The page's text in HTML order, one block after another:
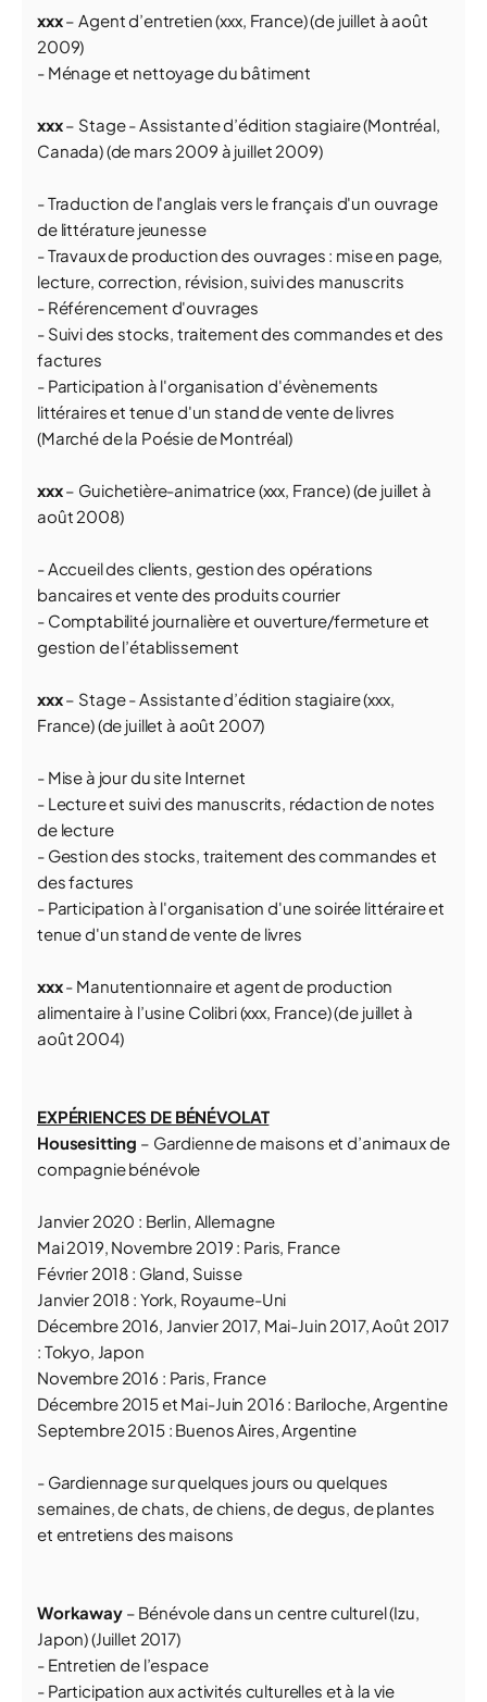
xxx– Agent d’entretien (xxx, France) (de juillet à août
2009)
- Ménage et nettoyage du bâtiment
xxx– Stage - Assistante d’édition stagiaire (Montréal,
Canada) (de mars 2009 à juillet 2009)
- Traduction de l'anglais vers le français d'un ouvrage
de littérature jeunesse
- Travaux de production des ouvrages : mise en page,
lecture, correction, révision, suivi des manuscrits
- Référencement d'ouvrages
- Suivi des stocks, traitement des commandes et des
factures
- Participation à l'organisation d'évènements
littéraires et tenue d'un stand de vente de livres
(Marché de la Poésie de Montréal)
xxx– Guichetière-animatrice (xxx, France) (de juillet à
août 2008)
- Accueil des clients, gestion des opérations
bancaires et vente des produits courrier
- Comptabilité journalière et ouverture/fermeture et
gestion de l’établissement
xxx– Stage - Assistante d’édition stagiaire (xxx,
France) (de juillet à août 2007)
- Mise à jour du site Internet
- Lecture et suivi des manuscrits, rédaction de notes
de lecture
- Gestion des stocks, traitement des commandes et
des factures
- Participation à l'organisation d'une soirée littéraire et
tenue d'un stand de vente de livres
xxx- Manutentionnaire et agent de production
alimentaire à l’usine Colibri (xxx, France) (de juillet à
août 2004)
EXPÉRIENCES DE BÉNÉVOLAT
Housesitting – Gardienne de maisons et d’animaux de
compagnie bénévole
Janvier 2020 : Berlin, Allemagne
Mai 2019, Novembre 2019 : Paris, France
Février 2018 : Gland, Suisse
Janvier 2018 : York, Royaume-Uni
Décembre 2016, Janvier 2017, Mai-Juin 2017, Août 2017
: Tokyo, Japon
Novembre 2016 : Paris, France
Décembre 2015 et Mai-Juin 2016 : Bariloche, Argentine
Septembre 2015 : Buenos Aires, Argentine
- Gardiennage sur quelques jours ou quelques
semaines, de chats, de chiens, de degus, de plantes
et entretiens des maisons
Workaway – Bénévole dans un centre culturel (Izu,
Japon) (Juillet 2017)
- Entretien de l’espace
- Participation aux activités culturelles et à la vie